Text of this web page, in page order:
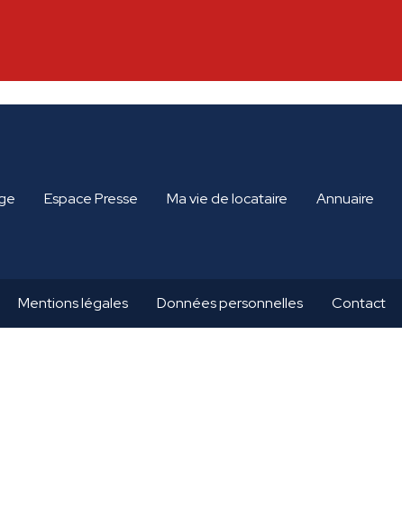
Espace Presse Ma vie de locataire Annuaire
Mentions légales Données personnelles Contact